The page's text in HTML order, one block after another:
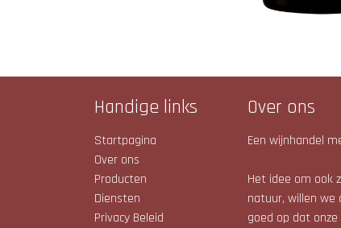
Handige links
Startpagina
Over ons
Producten
Diensten
Privacy Beleid
Over ons
Een wijnhandel
Het idee om ook
natuur, willen
goed op dat